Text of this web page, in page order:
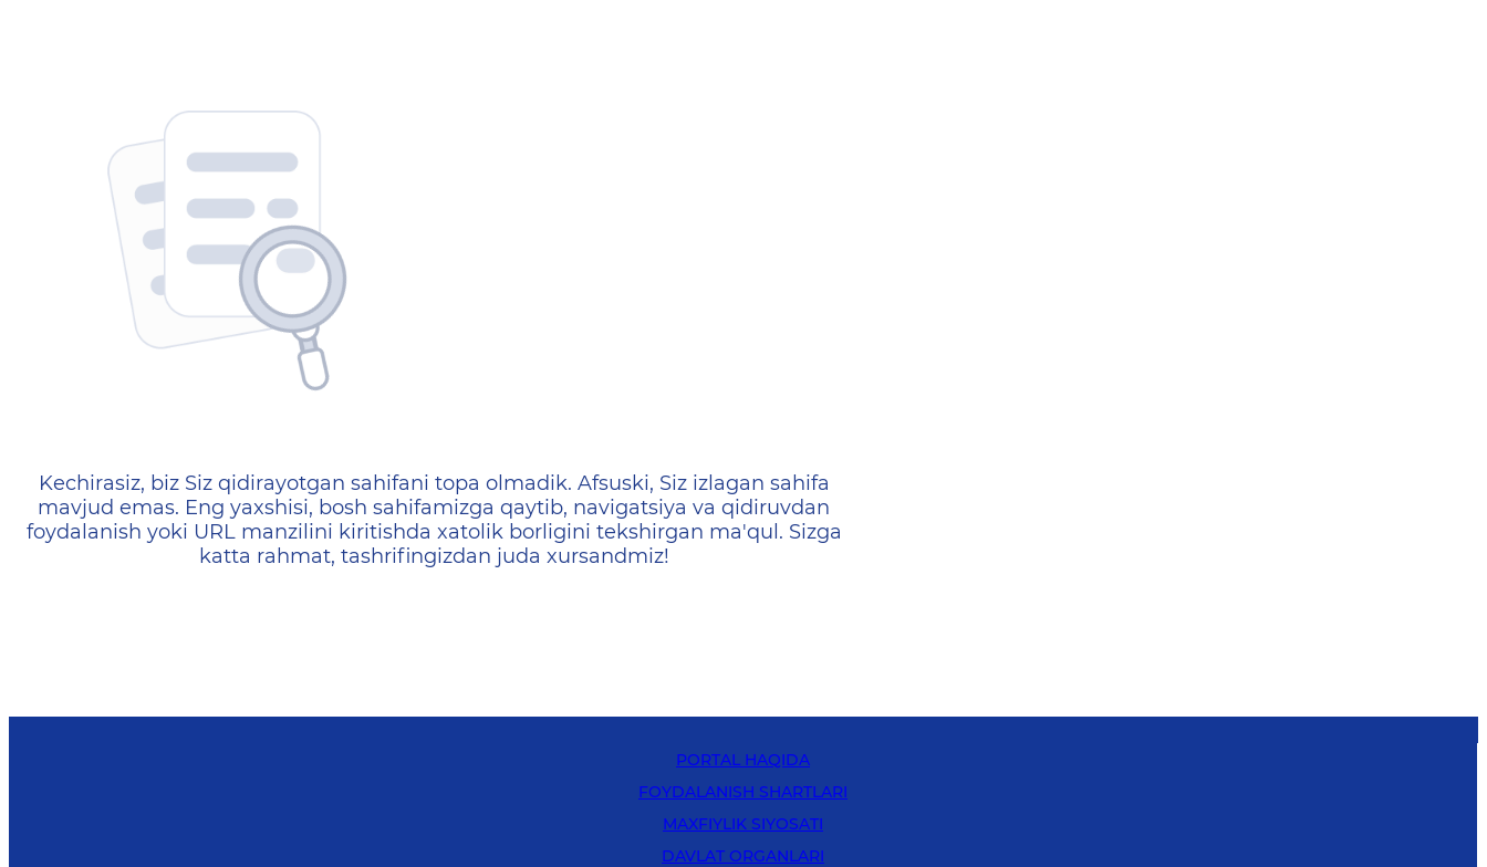
404 — Страница не найдена
Kechirasiz, biz Siz qidirayotgan sahifani topa olmadik. Afsuski, Siz izlagan sahifa
mavjud emas. Eng yaxshisi, bosh sahifamizga qaytib, navigatsiya va qidiruvdan
foydalanish yoki URL manzilini kiritishda xatolik borligini tekshirgan ma'qul. Sizga
katta rahmat, tashrifingizdan juda xursandmiz!
PORTAL HAQIDA
FOYDALANISH SHARTLARI
MAXFIYLIK SIYOSATI
DAVLAT ORGANLARI